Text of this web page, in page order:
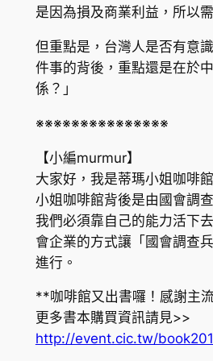
是因為損及商業利益，所以
但重點是，台灣人是否有意
件事的背後，重點還是在於
係？」
※※※※※※※※※※※※※※※
【小編murmur】
大家好，我是蒂瑪小姐咖啡
小姐咖啡館背後是由國會調
我們必須靠自己的能力活下
會企業的方式讓「國會調查
進行。
**咖啡館又出書囉！感謝主
更多書本購買資訊請見>>
http://event.cic.tw/